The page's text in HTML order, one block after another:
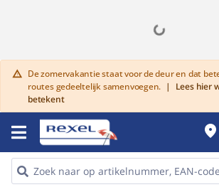
warning De zomervakantie staat voor de deur en dat
routes gedeeltelijk samenvoegen. |
Lees hier
betekent
place